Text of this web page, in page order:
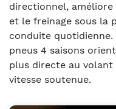
directionnel, améliore
et le freinage sous la
conduite
pneus 4 saisons
plus directe au
vitesse soutenue.